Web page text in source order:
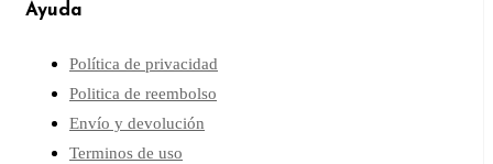
Ayuda
Política de privacidad
Politica de reembolso
Envío y devolución
Terminos de uso